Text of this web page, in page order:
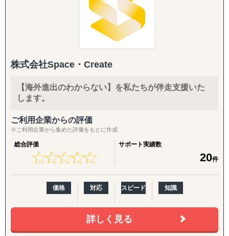
英語HP／LP制作、展示会配布用チラシ（One Pager）、カ
商品認証届（SKU追加）、登録工場の追加
輸出入代行、最適な物流体制の構築、現地在庫セットアッ
プ、現地ロジスティクス構築
現地活動：
展示会出展支援（市場調査・参加・企業面談・ブース出展
代行）、商談会・ポップアップイベントの企画運用、商談
B2B深耕：
新規アプローチ継続、契約締結アドバイス・交渉支援（売
B2C/プロモーション：
Amazon広告運用・コンテンツ強化・商品数拡大、インフ
■お問い合わせください。
ASEAN市場でのビジネス成功を目指す企業の強力なパート
ナーとして、Visalは確かな実行力でサポートします。
株式会社Visalと共に、ASEAN市場で新たな未来を切り拓
きましょう。
現地マーケットリサーチ・プロモーション支援
特殊貨物（食品、植物、生物等）の輸出入対応
展示会・商談会の出展代行・同行サポート
EC向け国際物流管理（保管・ピッキング・発送）
「貿易をしたくてもできない」という壁を取り除き、
中小企業でも海外市場で成功できるよう、専門知識と情熱
をもってサポートします。
特に台湾市場では、日本製品への高い信頼と円安傾向が追
ビジネスチャンスが広がっています。
挑戦を迷っている方、まずはお気軽にご相談ください。
貴社の製品・サービスの強みを活かした、オーダーメイド
の海外展開戦略をご提案いたします。
株式会社Space・Create
【海外進出のわからない】を私たちが伴走支援いた
します。
ご利用企業からの評価
※ご利用企業から集めた評価をもとに作成
総合評価
★★★★★
★★★★★
サポート実績数
20件
価格 対応 スピード 知識
詳しく見る